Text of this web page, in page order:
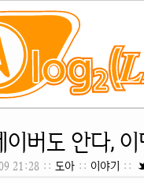
이버도 안다,
21:28 :: 도아 :: 이야기 ::